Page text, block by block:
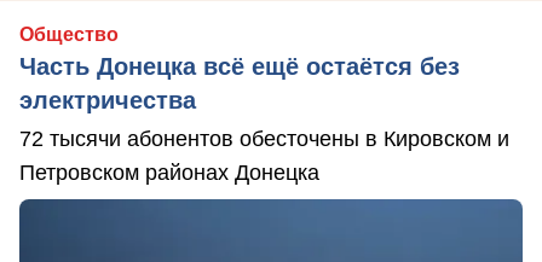
Общество
Часть Донецка всё ещё остаётся без
электричества
72 тысячи абонентов обесточены в Кировском и
Петровском районах Донецка